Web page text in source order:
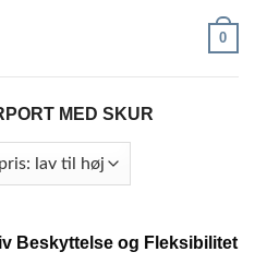
0
MED SKUR
Beskyttelse og Fleksibilitet